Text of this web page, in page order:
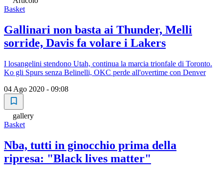
Basket
Gallinari non basta ai Thunder, Melli
sorride, Davis fa volare i Lakers
I losangelini stendono Utah, continua la marcia trionfale di Toronto.
Ko gli Spurs senza Belinelli, OKC perde all'overtime con Denver
04 Ago 2020 - 09:08
gallery
Basket
Nba, tutti in ginocchio prima della
ripresa: "Black lives matter"